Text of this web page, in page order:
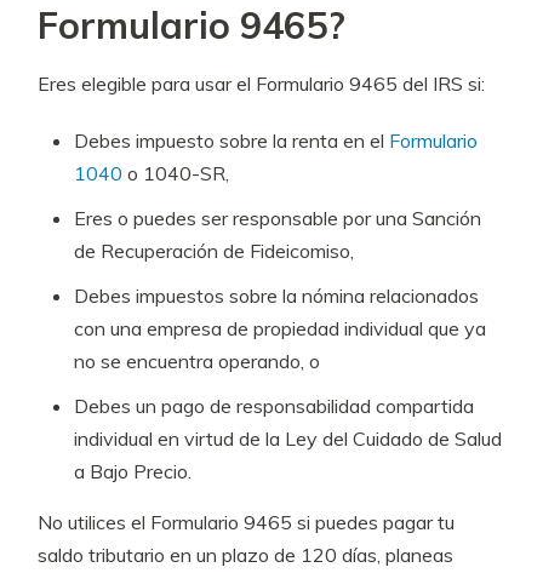
Formulario 9465?
Eres elegible para usar el Formulario 9465 del IRS si:
Debes impuesto sobre la renta en el Formulario
1040 o 1040-SR,
Eres o puedes ser responsable por una Sanción
de Recuperación de Fideicomiso,
Debes impuestos sobre la nómina relacionados
con una empresa de propiedad individual que ya
no se encuentra operando, o
Debes un pago de responsabilidad compartida
individual en virtud de la Ley del Cuidado de Salud
a Bajo Precio.
No utilices el Formulario 9465 si puedes pagar tu
saldo tributario en un plazo de 120 días, planeas